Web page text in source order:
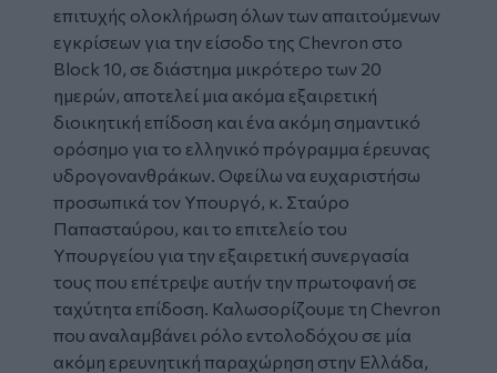
επιτυχής ολοκλήρωση όλων των απαιτούμενων
εγκρίσεων για την είσοδο της Chevron στο
Block 10, σε διάστημα μικρότερο των 20
ημερών, αποτελεί μια ακόμα εξαιρετική
διοικητική επίδοση και ένα ακόμη σημαντικό
ορόσημο για το ελληνικό πρόγραμμα έρευνας
υδρογονανθράκων. Οφείλω να ευχαριστήσω
προσωπικά τον Υπουργό, κ. Σταύρο
Παπασταύρου, και το επιτελείο του
Υπουργείου για την εξαιρετική συνεργασία
τους που επέτρεψε αυτήν την πρωτοφανή σε
ταχύτητα επίδοση. Καλωσορίζουμε τη Chevron
που αναλαμβάνει ρόλο εντολοδόχου σε μία
ακόμη ερευνητική παραχώρηση στην Ελλάδα,